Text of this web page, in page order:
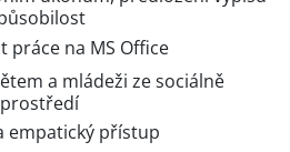
práce na MS Office
a mládeži ze sociálně
empatický přístup